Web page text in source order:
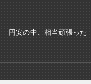
円安の中、相当頑張った